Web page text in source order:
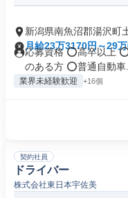
新潟県南魚沼郡湯沢町
月給23万3170円～29
応募資格 ⭕️高卒以上
のある方 ⭕️普通自動車...
業界未経験歓迎 +16個
契約社員
ドライバー
株式会社東日本宇佐美